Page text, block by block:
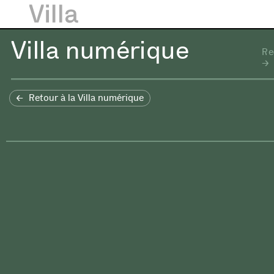
Villa numérique
Retour à la Villa numérique